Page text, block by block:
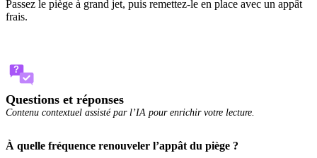
Passez le piège à grand jet, puis remettez-le en place avec un appât
frais.
?
Questions et réponses
Contenu contextuel assisté par l’IA pour enrichir votre lecture.
À quelle fréquence renouveler l’appât du piège ?